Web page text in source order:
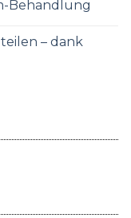
Behandlung
– dank